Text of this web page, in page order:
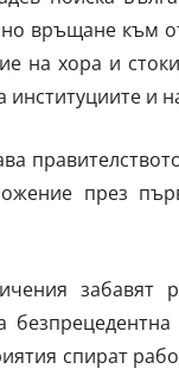
връщане към
на хора и
и
през
забавят
спират